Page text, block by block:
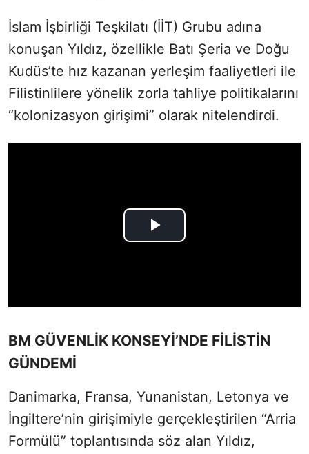
İslam İşbirliği Teşkilatı (İİT) Grubu adına
konuşan Yıldız, özellikle Batı Şeria ve Doğu
Kudüs’te hız kazanan yerleşim faaliyetleri ile
Filistinlilere yönelik zorla tahliye politikalarını
“kolonizasyon girişimi” olarak nitelendirdi.
BM GÜVENLİK KONSEYİ’NDE FİLİSTİN
GÜNDEMİ
Danimarka, Fransa, Yunanistan, Letonya ve
İngiltere’nin girişimiyle gerçekleştirilen “Arria
Formülü” toplantısında söz alan Yıldız,